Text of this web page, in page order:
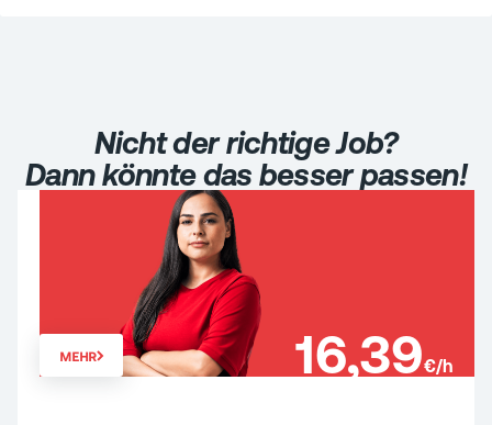
Nicht der richtige Job?
Dann könnte das besser passen!
MEHR 16,39€/h